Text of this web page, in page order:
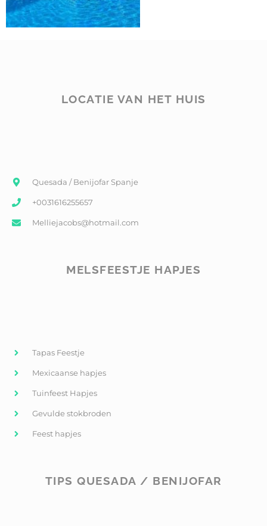
LOCATIE VAN HET HUIS
Quesada / Benijofar Spanje
+0031616255657
Melliejacobs@hotmail.com
MELSFEESTJE HAPJES
Tapas Feestje
Mexicaanse hapjes
Tuinfeest Hapjes
Gevulde stokbroden
Feest hapjes
TIPS QUESADA / BENIJOFAR